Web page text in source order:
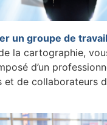
un groupe de
la cartographie,
d’un
et de collaborateurs